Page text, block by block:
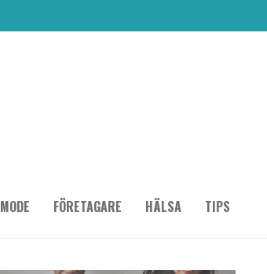
MODE FÖRETAGARE HÄLSA TIPS